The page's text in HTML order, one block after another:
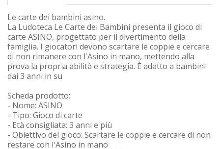
Le carte dei bambini asino.
La Ludoteca Le Carte dei Bambini presenta il gioco di
carte ASINO, progettato per il divertimento della
famiglia. I giocatori devono scartare le coppie e cercare
di non rimanere con l'Asino in mano, mettendo alla
prova la propria abilità e strategia. È adatto a bambini
dai 3 anni in su
Scheda prodotto:
- Nome: ASINO
- Tipo: Gioco di carte
- Età consigliata: 3 anni e più
- Obiettivo del gioco: Scartare le coppie e cercare di non
restare con l'Asino in mano